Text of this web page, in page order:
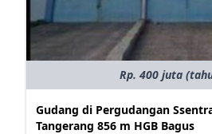
Rp. 400 juta
Gudang di Pergudangan
Tangerang 856 m HGB Bagus